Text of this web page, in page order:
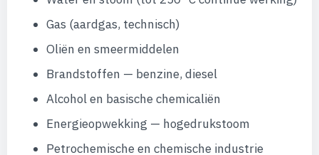
Gas (aardgas, technisch)
Oliën en smeermiddelen
Brandstoffen — benzine, diesel
Alcohol en basische chemicaliën
Energieopwekking — hogedrukstoom
Petrochemische en chemische industrie